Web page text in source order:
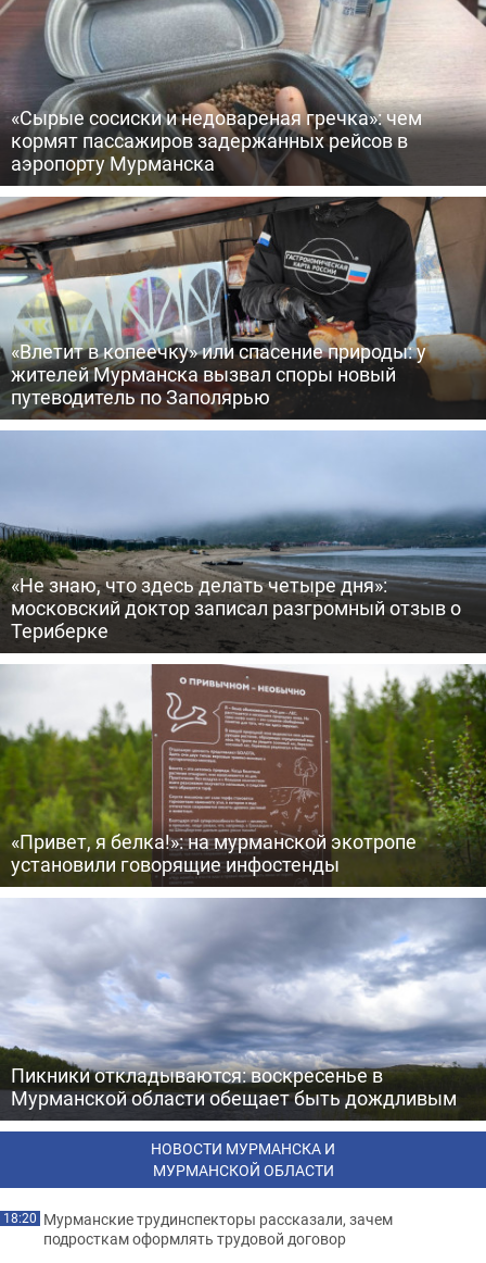
«Сырые сосиски и недовареная гречка»: чем
кормят пассажиров задержанных рейсов в
аэропорту Мурманска
«Влетит в копеечку» или спасение природы: у
жителей Мурманска вызвал споры новый
путеводитель по Заполярью
«Не знаю, что здесь делать четыре дня»:
московский доктор записал разгромный отзыв о
Териберке
«Привет, я белка!»: на мурманской экотропе
установили говорящие инфостенды
Пикники откладываются: воскресенье в
Мурманской области обещает быть дождливым
НОВОСТИ МУРМАНСКА И
МУРМАНСКОЙ ОБЛАСТИ
18:20 Мурманские трудинспекторы рассказали, зачем
подросткам оформлять трудовой договор